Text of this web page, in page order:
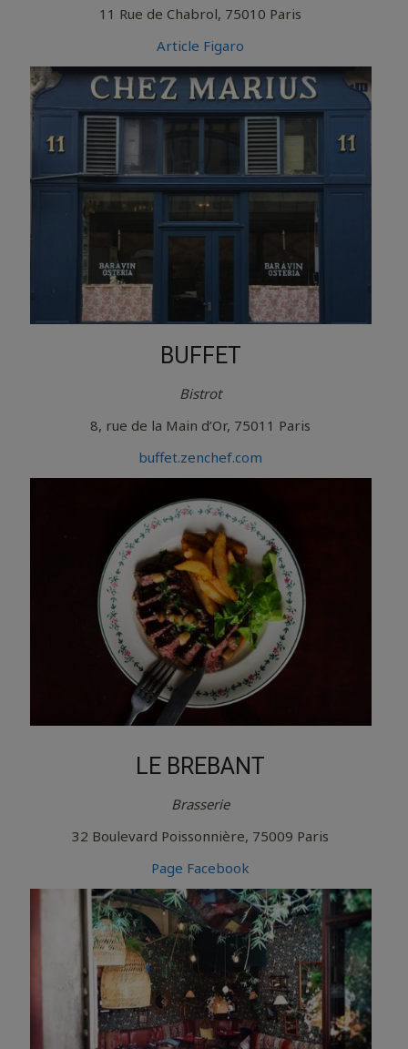
11 Rue de Chabrol, 75010 Paris
Article Figaro
BUFFET
Bistrot
8, rue de la Main d’Or, 75011 Paris
buffet.zenchef.com
LE BREBANT
Brasserie
32 Boulevard Poissonnière, 75009 Paris
Page Facebook